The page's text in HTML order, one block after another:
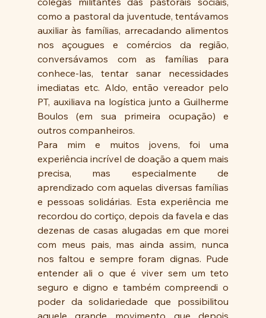
como a pastoral da juventude, tentávamos
auxiliar às famílias, arrecadando alimentos
nos açougues e comércios da região,
conversávamos com as famílias para
conhece-las, tentar sanar necessidades
imediatas etc. Aldo, então vereador pelo
PT, auxiliava na logística junto a Guilherme
Boulos (em sua primeira ocupação) e
outros companheiros.
Para mim e muitos jovens, foi uma
experiência incrível de doação a quem mais
precisa, mas especialmente de
aprendizado com aquelas diversas famílias
e pessoas solidárias. Esta experiência me
recordou do cortiço, depois da favela e das
dezenas de casas alugadas em que morei
com meus pais, mas ainda assim, nunca
nos faltou e sempre foram dignas. Pude
entender ali o que é viver sem um teto
seguro e digno e também compreendi o
poder da solidariedade que possibilitou